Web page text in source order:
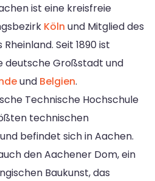
ist eine kreisfreie
Köln und Mitglied des
Seit 1890 ist
deutsche Großstadt und
und Belgien.
Technische Hochschule
technischen
befindet sich in Aachen.
den Aachener Dom, ein
Baukunst, das